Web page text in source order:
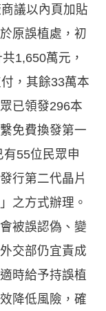
議以內頁加貼
原誤植處，初
1,650萬元，
，其餘33萬本
已領發296本
免費換發第一
55位民眾申
行第二代晶片
之方式辦理。
被誤認偽、變
交部仍宜責成
時給予持誤植
降低風險，確